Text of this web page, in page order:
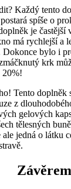
Každý tento
spíše o
je častější
má rychlejší a
bylo i
krk
20%!
Tento doplněk
z
gelových
tělesných
jedná o látku
Závěrem